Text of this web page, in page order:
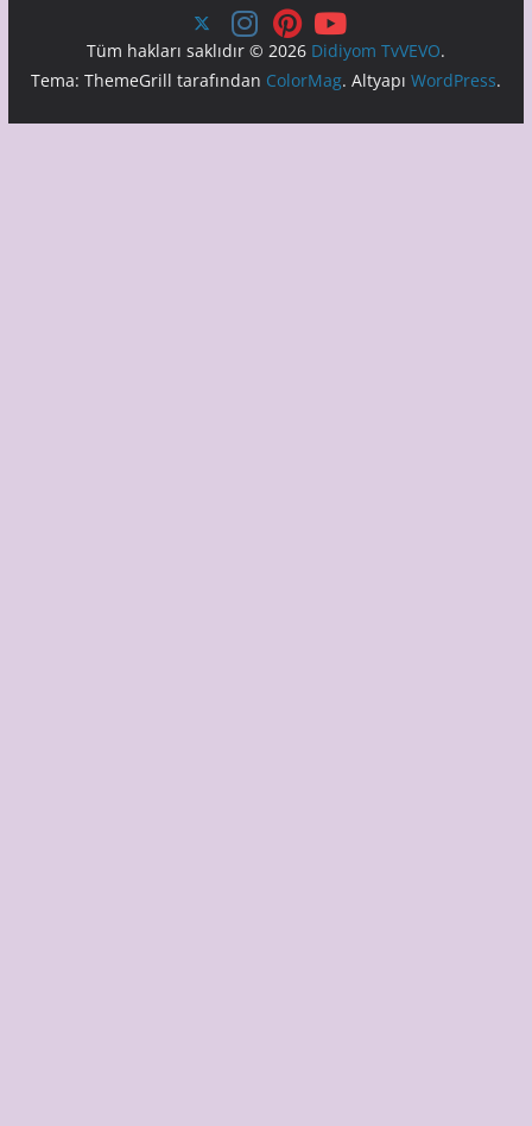
Tüm hakları saklıdır © 2026 Didiyom TvVEVO.
Tema: ThemeGrill tarafından ColorMag. Altyapı WordPress.